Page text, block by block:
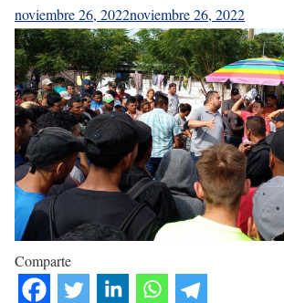
noviembre 26, 2022noviembre 26, 2022
Comparte